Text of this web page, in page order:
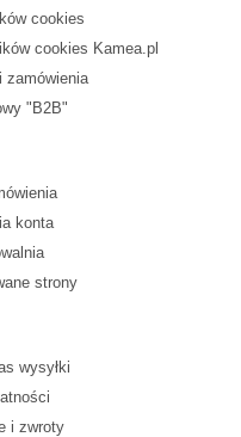
cookies
cookies Kamea.pl
zamówienia
"B2B"
konta
strony
wysyłki
i zwroty